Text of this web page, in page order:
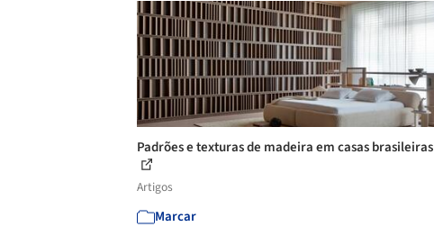
Padrões e texturas de madeira em casas brasileiras
Artigos
Marcar